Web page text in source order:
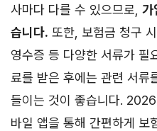
사마다 다를 수 있으므로, 가
습니다. 또한, 보험금 청구
영수증 등 다양한 서류가 필
료를 받은 후에는 관련 서류
들이는 것이 좋습니다.
바일 앱을 통해 간편하게 보